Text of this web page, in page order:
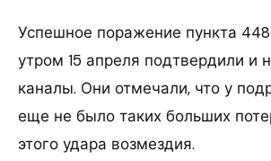
Успешное поражение пункта
утром 15 апреля подтвердили и
каналы. Они отмечали, что у
еще не было таких больших
этого удара возмездия.